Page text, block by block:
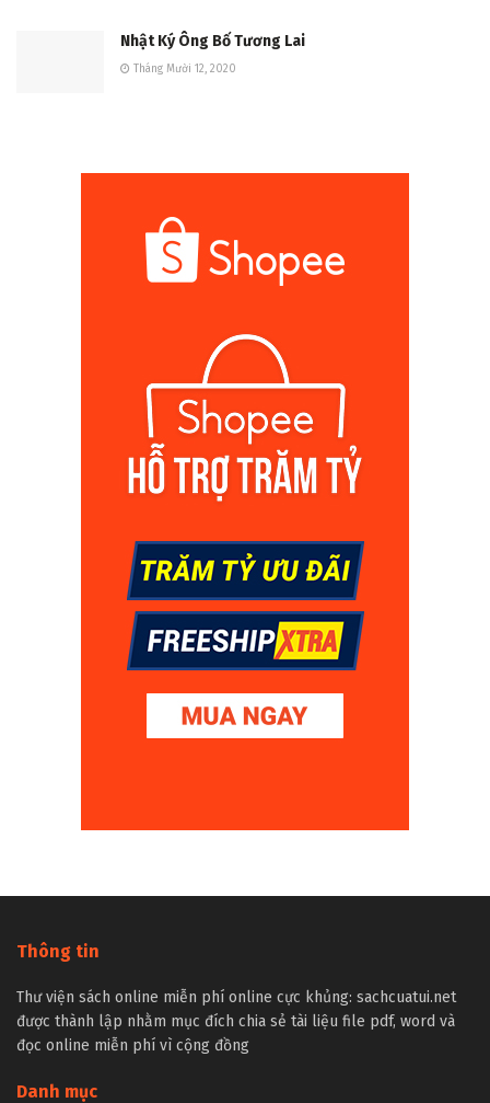
Nhật Ký Ông Bố Tương Lai
Tháng Mười 12, 2020
Thông tin
Thư viện sách online miễn phí online cực khủng: sachcuatui.net
được thành lập nhằm mục đích chia sẻ tài liệu file pdf, word và
đọc online miễn phí vì cộng đồng
Danh mục